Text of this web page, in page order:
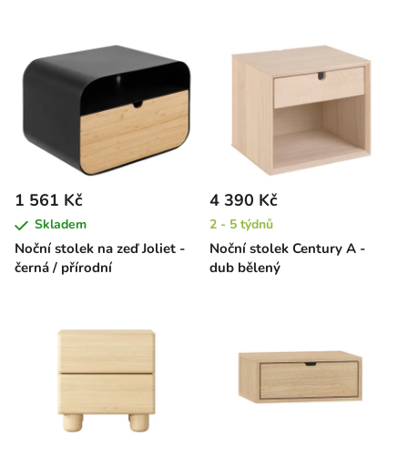
Noční stolek na zeď Joliet -
černá / přírodní
1 561 Kč
Skladem
Noční stolek Century A -
dub bělený
4 390 Kč
2 - 5 týdnů